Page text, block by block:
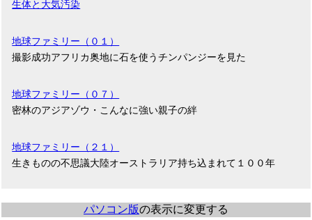
生体と大気汚染
地球ファミリー（０１）
撮影成功アフリカ奥地に石を使うチンパンジーを見た
地球ファミリー（０７）
密林のアジアゾウ・こんなに強い親子の絆
地球ファミリー（２１）
生きものの不思議大陸オーストラリア持ち込まれて１００年
パソコン版の表示に変更する